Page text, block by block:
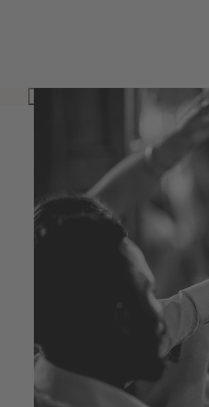
WAHRE SEKTKULTUR
ÜBER 160 JAHRE